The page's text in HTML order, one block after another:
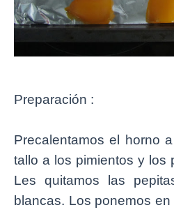
Preparación :
Precalentamos el horno
tallo a los pimientos y los
Les quitamos las
blancas. Los ponemos